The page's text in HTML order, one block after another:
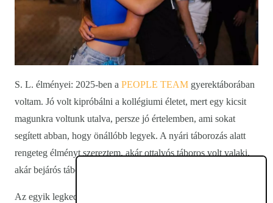
S. L. élményei: 2025-ben a PEOPLE TEAM gyerektáborában
voltam. Jó volt kipróbálni a kollégiumi életet, mert egy kicsit
magunkra voltunk utalva, persze jó értelemben, ami sokat
segített abban, hogy önállóbb legyek. A nyári táborozás alatt
rengeteg élményt szereztem, akár ottalvós táboros volt valaki,
akár bejárós táboros, mindenki ugyanúgy a csapat része volt.
Az egyik legkedvesebb